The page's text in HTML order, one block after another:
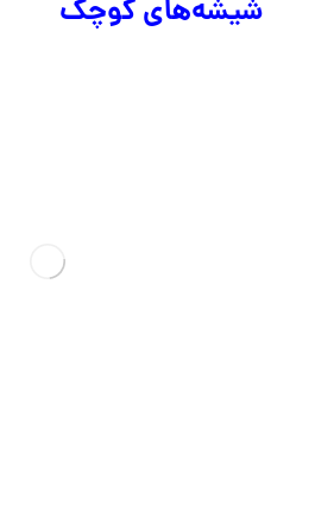
شیشه‌های کوچک